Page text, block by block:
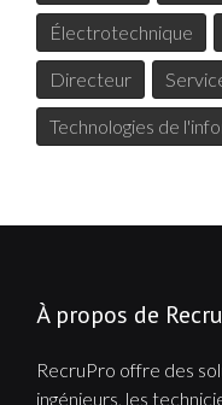
Électrotechnique
Directeur
Technologies de
À propos de
RecruPro offre des
ingénieurs, les